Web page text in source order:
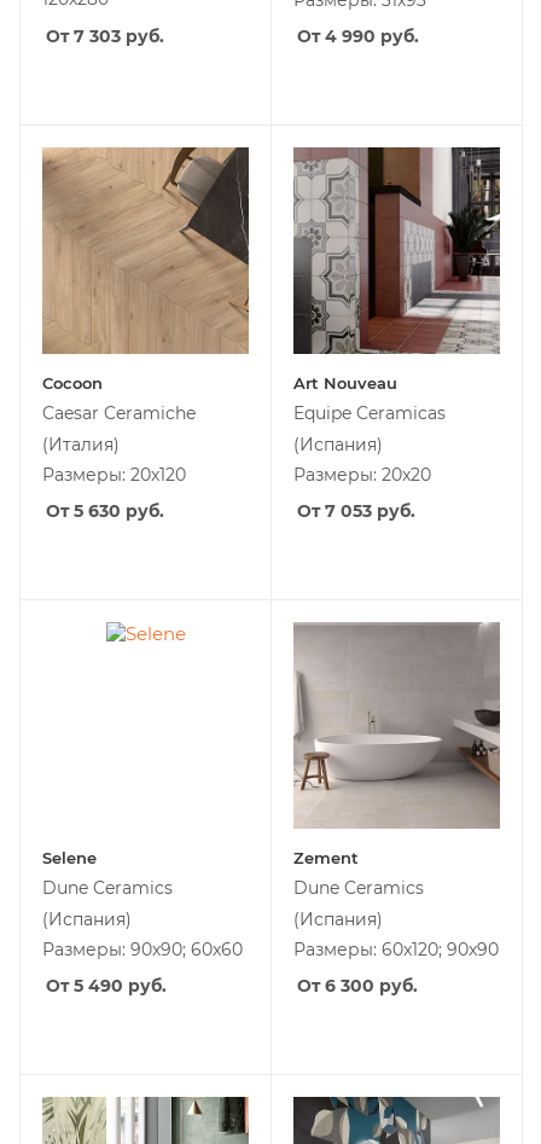
От 7 303 руб.
От 4 990 руб.
Cocoon
Caesar Ceramiche
(Италия)
Размеры: 20x120
От 5 630 руб.
Art Nouveau
Equipe Ceramicas
(Испания)
Размеры: 20x20
От 7 053 руб.
Selene
Dune Ceramics
(Испания)
Размеры: 90x90; 60x60
От 5 490 руб.
Zement
Dune Ceramics
(Испания)
Размеры: 60x120; 90x90
От 6 300 руб.